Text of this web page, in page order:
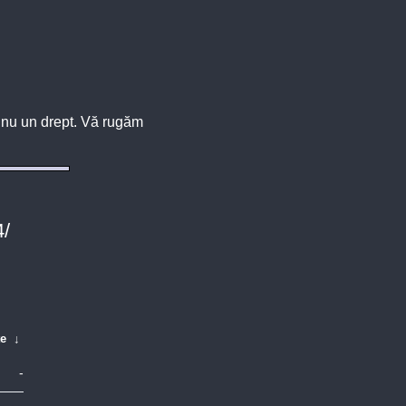
un drept. Vă rugăm
↓
-